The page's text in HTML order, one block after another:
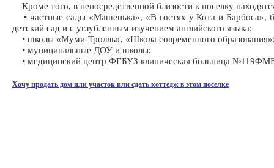
Кроме того, в непосредственной близости к поселку
• частные сады «Машенька», «В гостях у Кота и Барбоса»,
детский сад и с углубленным изучением английского языка;
• школы «Муми-Тролль», «Школа современного
• муниципальные ДОУ и школы;
• медицинский центр ФГБУЗ клиническая больница
Хочу продать дом или участок или сдать коттедж в этом поселке